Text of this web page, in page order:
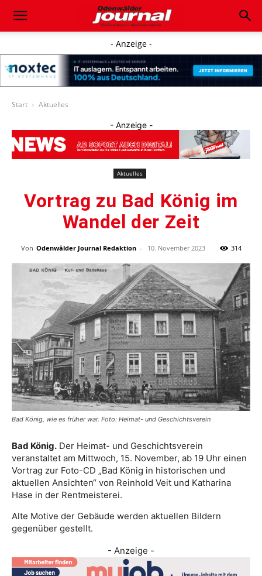
- Anzeige -
Start Aktuelles
- Anzeige -
Aktuelles
Vortrag zu Bad König im
Wandel der Zeit
Von Odenwälder Journal Redaktion - 10. November 2023 314
Bad König, wie es früher war. Foto: Heimat- und Geschichtsverein
Bad König. Der Heimat- und Geschichtsverein
veranstaltet am Mittwoch, 15. November, ab 19 Uhr einen
Vortrag zur Foto-CD „Bad König in historischen und
aktuellen Ansichten“ von Reinhold Veit und Katharina
Hase in der Rentmeisterei.
Alte Motive der Gebäude werden aktuellen Bildern
gegenüber gestellt.
- Anzeige -